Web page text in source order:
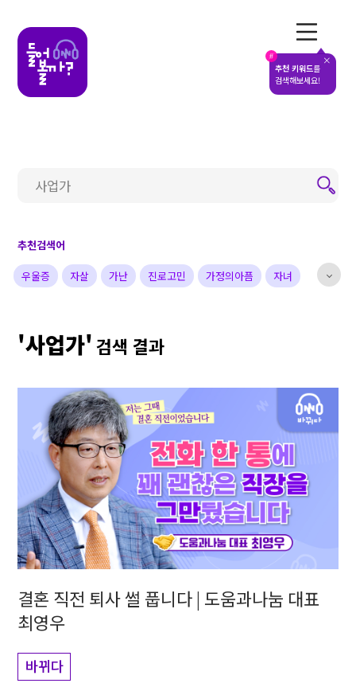
#
추천 키워드를
검색해보세요!
추천검색어
우울증 자살 가난 진로고민 가정의아픔 자녀
선한영향력 예술&영감 돌아온탕자
'사업가'검색 결과
결혼 직전 퇴사 썰 풉니다 | 도움과나눔 대표
최영우
바뀌다